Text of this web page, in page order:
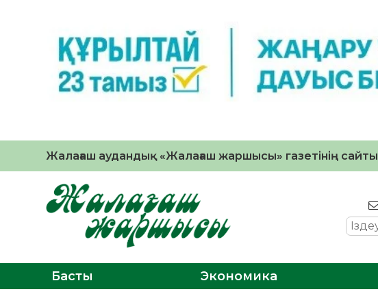
Жалағаш аудандық «Жалағаш жаршысы» газетінің сайты
Басты Экономика